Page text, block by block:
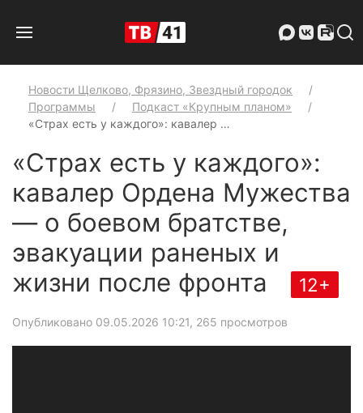
Новости Щелково, Фрязино, Звездный городок
Программы
Подкаст «Крупным планом»
«Страх есть у каждого»: кавалер …
«Страх есть у каждого»:
кавалер Ордена Мужества
— о боевом братстве,
эвакуации раненых и
жизни после фронта
12+
Опубликовано 09.05.2026 10:21, 265 просмотров